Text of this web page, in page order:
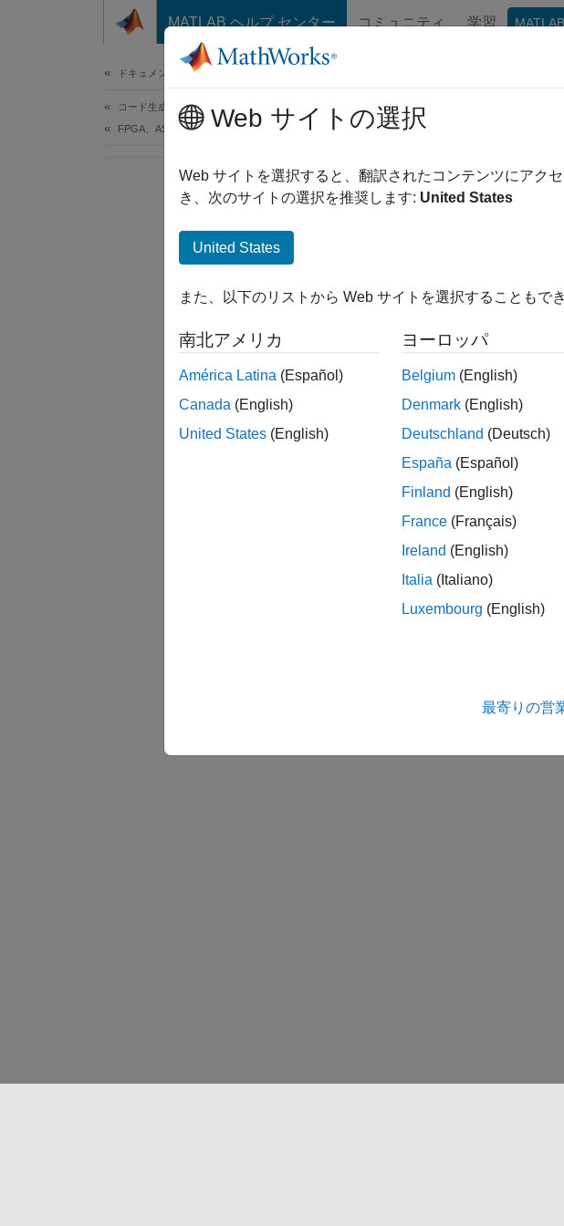
コンテンツへスキップ
MATLAB ヘルプ センター コミュニティ 学習
ドキュメンテーションのホーム
コード生成
FPGA、ASIC、および SoC 開発Web サイトの選択
Web サイトを選択すると、翻訳されたコンテンツにアク
き、次のサイトの選択を推奨します: United States
United States
また、以下のリストから Web サイトを選択することもでき
南北アメリカ
América Latina (Español)
Canada (English)
United States (English)
ヨーロッパ
Belgium (English)
Denmark (English)
Deutschland (Deutsch)
España (Español)
Finland (English)
France (Français)
Ireland (English)
Italia (Italiano)
Luxembourg (English)
最寄りの営